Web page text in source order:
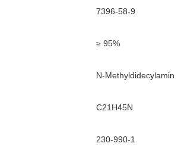
7396-58-9
≥ 95%
N-Methyldidecylamin
C21H45N
230-990-1